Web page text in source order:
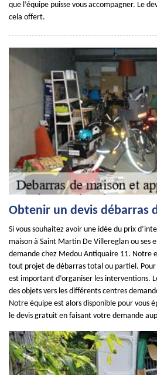
que l’équipe puisse vous accompagner. Le
cela offert.
Obtenir un devis débarras
Si vous souhaitez avoir une idée du prix
maison à Saint Martin De Villereglan ou ses
demande chez Medou Antiquaire 11. Notre
tout projet de débarras total ou partiel.
est important d’organiser les interventions.
des objets vers les différents centres
Notre équipe est alors disponible pour vous
le devis gratuit en faisant votre demande